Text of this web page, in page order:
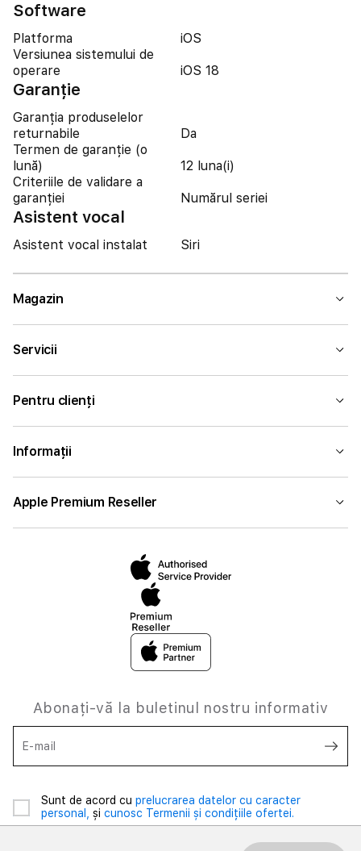
Software
Platforma
iOS
Versiunea sistemului de
operare
iOS 18
Garanție
Garanția produselelor
returnabile
Da
Termen de garanție (o
lună)
12 luna(i)
Criteriile de validare a
garanției
Numărul seriei
Asistent vocal
Asistent vocal instalat Siri
Magazin
Servicii
Pentru clienți
Informații
Apple Premium Reseller
Abonați-vă la buletinul nostru informativ
E-mail
Sunt de acord cu prelucrarea datelor cu caracter
personal, și cunosc Termenii și condițiile ofertei.